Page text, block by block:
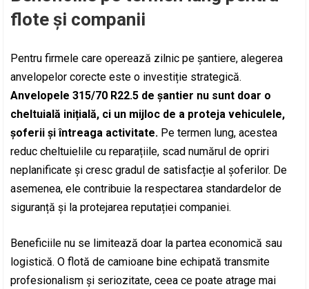
flote și companii
Pentru firmele care operează zilnic pe șantiere, alegerea
anvelopelor corecte este o investiție strategică.
Anvelopele 315/70 R22.5 de șantier nu sunt doar o
cheltuială inițială, ci un mijloc de a proteja vehiculele,
șoferii și întreaga activitate. Pe termen lung, acestea
reduc cheltuielile cu reparațiile, scad numărul de opriri
neplanificate și cresc gradul de satisfacție al șoferilor. De
asemenea, ele contribuie la respectarea standardelor de
siguranță și la protejarea reputației companiei.
Beneficiile nu se limitează doar la partea economică sau
logistică. O flotă de camioane bine echipată transmite
profesionalism și seriozitate, ceea ce poate atrage mai